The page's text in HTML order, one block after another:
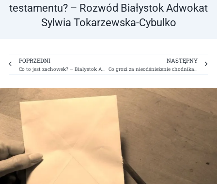
testamentu? – Rozwód Białystok Adwokat
Sylwia Tokarzewska-Cybulko
PrevPOPRZEDNI NASTĘPNY